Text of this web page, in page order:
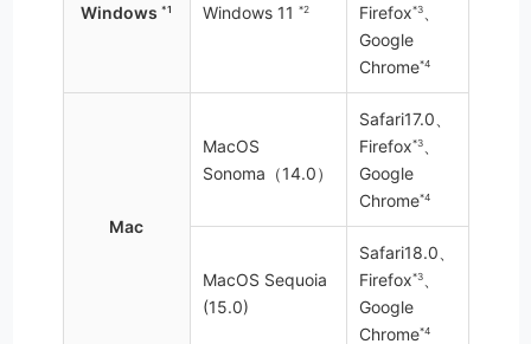
Windows *1 Windows 11 *2
Firefox*3
Google
Chrome*4
Mac
MacOS
Sonoma（14.0）
Safari17.0、
Firefox*3
Google
Chrome*4
MacOS Sequoia
(15.0)
Safari18.0、
Firefox*3
Google
Chrome*4